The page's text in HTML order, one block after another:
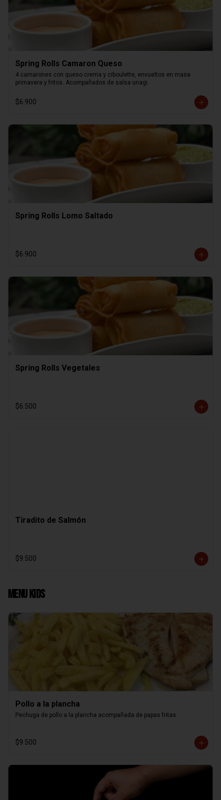
Spring Rolls Camaron Queso
4 camarones con queso crema y ciboulette, envueltos en masa
primavera y fritos. Acompañados de salsa unagi.
$6.900
Spring Rolls Lomo Saltado
$6.900
Spring Rolls Vegetales
$6.500
Tiradito de Salmón
$9.500
Menu Kids
Pollo a la plancha
Pechuga de pollo a la plancha acompañada de papas fritas.
$9.500